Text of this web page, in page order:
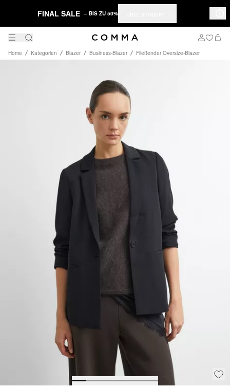
FINAL SALE – BIS ZU 50%
Home Kategorien Blazer Business-Blazer Fließender Oversize-Blazer